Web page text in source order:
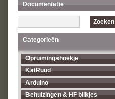
Documentatie
Zoeken
Categorieën
Opruimingshoekje
KatRuud
Arduino
Behuizingen & HF blikjes